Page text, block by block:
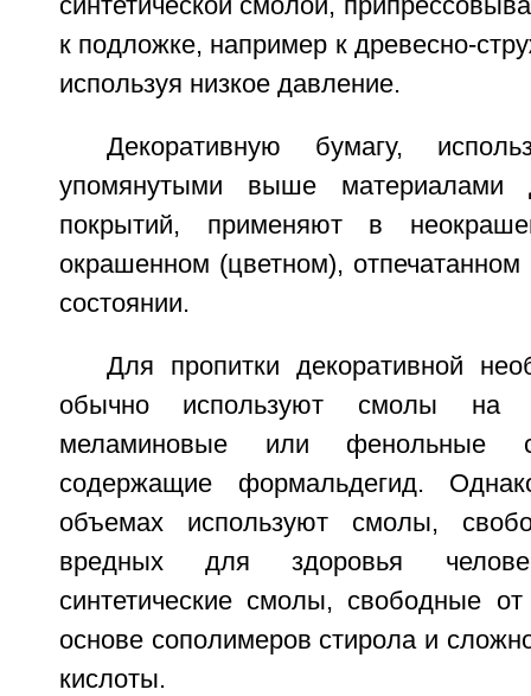
синтетической смолой,
к подложке, например к древесно-
используя низкое давление.
Декоративную бумагу,
упомянутыми выше материалами
покрытий, применяют в
окрашенном (цветном), отпечатанном
состоянии.
Для пропитки декоративной
обычно используют смолы на
меламиновые или
содержащие формальдегид.
объемах используют смолы,
вредных для здоровья
синтетические смолы, свободные
основе сополимеров стирола и
кислоты.